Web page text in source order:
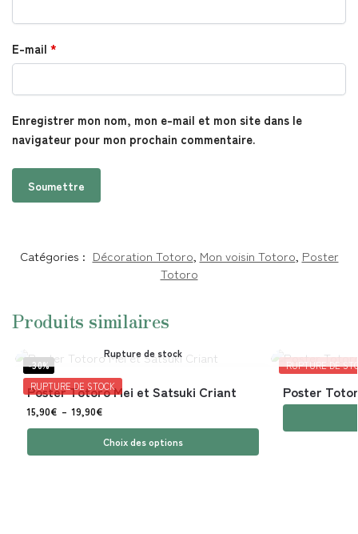
E-mail *
Enregistrer mon nom, mon e-mail et mon site dans le
navigateur pour mon prochain commentaire.
Catégories : Décoration Totoro, Mon voisin Totoro, Poster
Totoro
Produits similaires
-30%
RUPTURE DE STOCK
Rupture de stock
Poster Totoro Mei et Satsuki Criant
15,90€ – 19,90€
Choix des options
RUPTURE DE
Poster